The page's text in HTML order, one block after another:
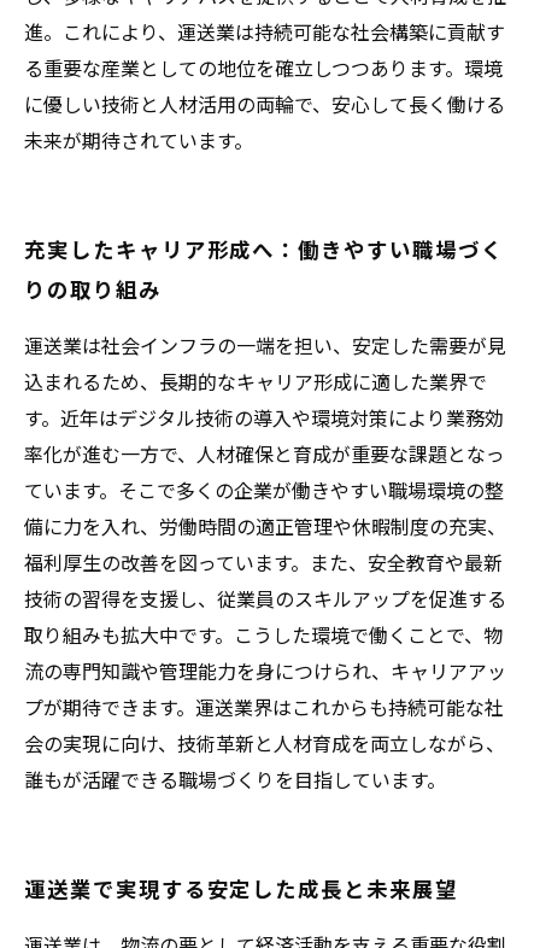
進。これにより、運送業は持続可能な社会構築に貢献す
る重要な産業としての地位を確立しつつあります。環境
に優しい技術と人材活用の両輪で、安心して長く働ける
未来が期待されています。
充実したキャリア形成へ：働きやすい職場づく
りの取り組み
運送業は社会インフラの一端を担い、安定した需要が見
込まれるため、長期的なキャリア形成に適した業界で
す。近年はデジタル技術の導入や環境対策により業務効
率化が進む一方で、人材確保と育成が重要な課題となっ
ています。そこで多くの企業が働きやすい職場環境の整
備に力を入れ、労働時間の適正管理や休暇制度の充実、
福利厚生の改善を図っています。また、安全教育や最新
技術の習得を支援し、従業員のスキルアップを促進する
取り組みも拡大中です。こうした環境で働くことで、物
流の専門知識や管理能力を身につけられ、キャリアアッ
プが期待できます。運送業界はこれからも持続可能な社
会の実現に向け、技術革新と人材育成を両立しながら、
誰もが活躍できる職場づくりを目指しています。
運送業で実現する安定した成長と未来展望